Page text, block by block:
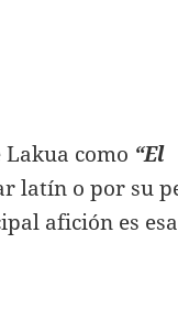
como “El
latín o por su
afición es